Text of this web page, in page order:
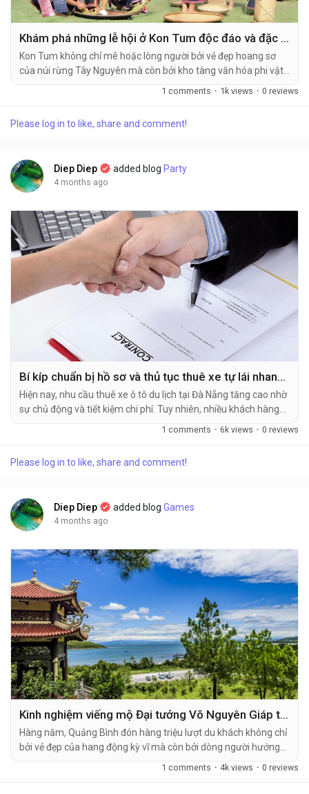
Khám phá những lễ hội ở Kon Tum độc đáo và đặc sắc nhất
Kon Tum không chỉ mê hoặc lòng người bởi vẻ đẹp hoang sơ
của núi rừng Tây Nguyên mà còn bởi kho tàng văn hóa phi vật
thể đồ sộ. Đồng hành cùng Phan Văn Travel đến với những lễ
1 comments · 1k views · 0 reviews
Please log in to like, share and comment!
Diep Diep added blog Party
4 months ago
Bí kíp chuẩn bị hồ sơ và thủ tục thuê xe tự lái nhanh gọn, uy tín
Hiện nay, nhu cầu thuê xe ô tô du lịch tại Đà Nẵng tăng cao nhờ
sự chủ động và tiết kiệm chi phí. Tuy nhiên, nhiều khách hàng
vẫn gặp khó khăn do chọn xe không phù hợp hoặc thiếu hụt
1 comments · 6k views · 0 reviews
Please log in to like, share and comment!
Diep Diep added blog Games
4 months ago
Kinh nghiệm viếng mộ Đại tướng Võ Nguyên Giáp tại Vũng Chùa - Đảo Yến
Hàng năm, Quảng Bình đón hàng triệu lượt du khách không chỉ
bởi vẻ đẹp của hang động kỳ vĩ mà còn bởi dòng người hướng
về Vũng Chùa - Đảo Yến để tưởng nhớ vị anh hùng dân tộc.
1 comments · 4k views · 0 reviews